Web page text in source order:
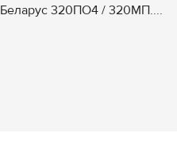
Беларус 320ПО4 / 320МП....